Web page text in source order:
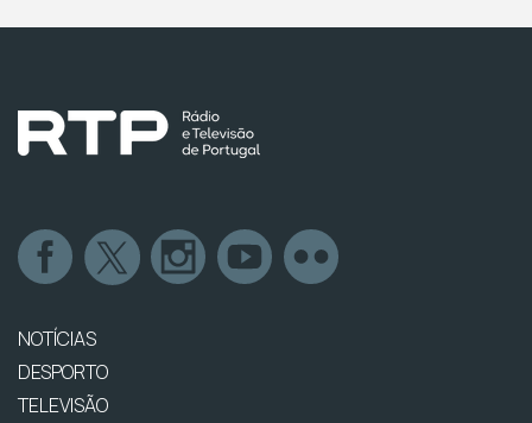
NOTÍCIAS
DESPORTO
TELEVISÃO